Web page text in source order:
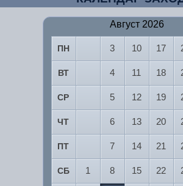
Август 2026
ПН 3 10 17
ВТ 4 11 18
СР 5 12 19
ЧТ 6 13 20
ПТ 7 14 21
СБ 1 8 15 22